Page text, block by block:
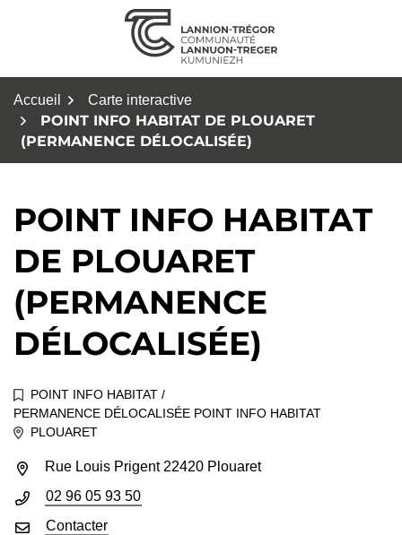
Accueil Carte interactive
POINT INFO HABITAT DE PLOUARET
(PERMANENCE DÉLOCALISÉE)
POINT INFO HABITAT
DE PLOUARET
(PERMANENCE
DÉLOCALISÉE)
POINT INFO HABITAT /
PERMANENCE DÉLOCALISÉE POINT INFO HABITAT
PLOUARET
INFOS UTILES
Rue Louis Prigent 22420 Plouaret
02 96 05 93 50
Contacter